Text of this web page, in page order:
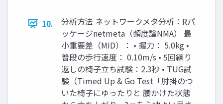
10.
分析方法 ネットワークメタ分析：Rパ
ッケージnetmeta（頻度論NMA） 最
小重要差（MID）： • 握力： 5.0kg •
普段の歩行速度： 0.10m/s • 5回繰り
返しの椅子立ち試験：2.3秒 • TUG試
験（Timed Up & Go Test「肘掛のつ
いた椅子にゆったりと 腰かけた状態